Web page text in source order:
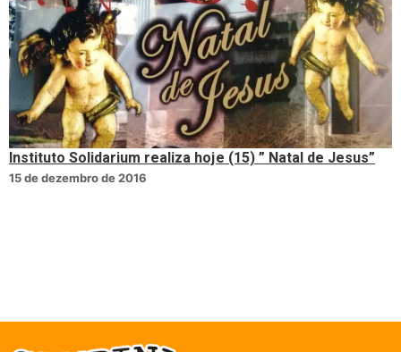
Instituto Solidarium realiza hoje (15) ” Natal de Jesus”
15 de dezembro de 2016